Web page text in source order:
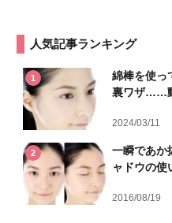
人気記事ランキング
1
綿棒を使っ
裏ワザ……
2024/03/11
2
一瞬であか
ャドウの使
2016/08/19